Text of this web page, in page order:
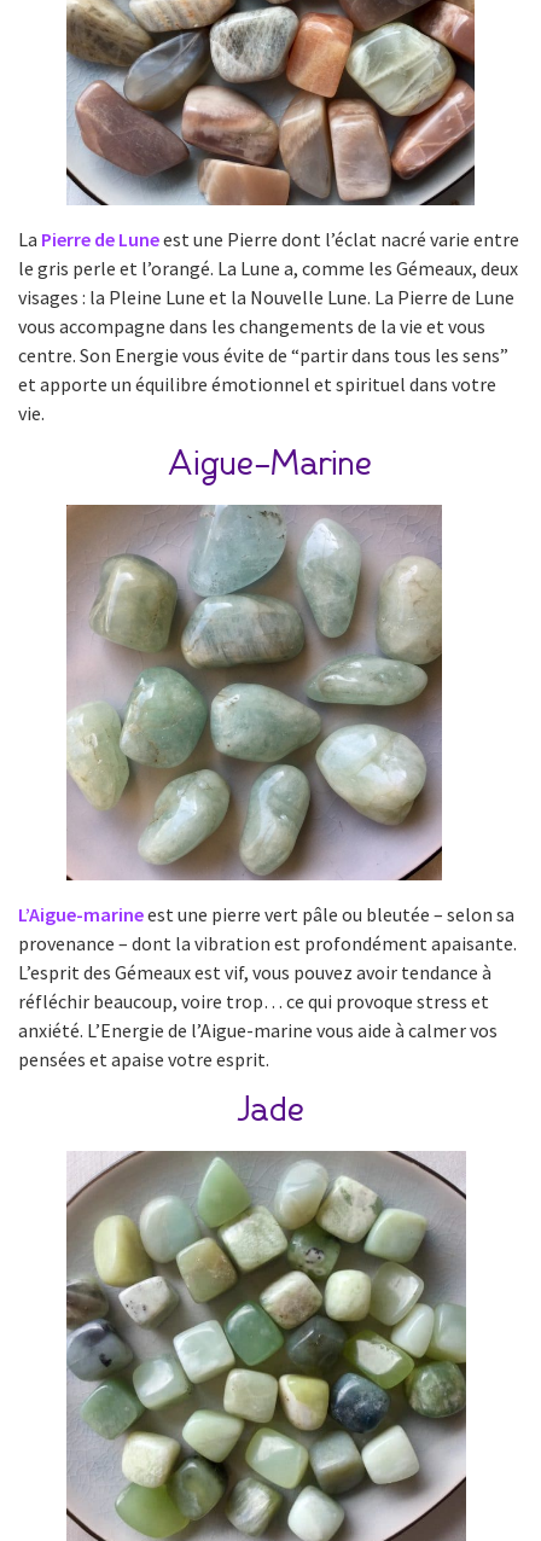
La Pierre de Luneest une Pierre dont l’éclat nacré varie entre
le gris perle et l’orangé. La Lune a, comme les Gémeaux, deux
visages : la Pleine Lune et la Nouvelle Lune. La Pierre de Lune
vous accompagne dans les changements de la vie et vous
centre. Son Energie vous évite de “partir dans tous les sens”
et apporte un équilibre émotionnel et spirituel dans votre
vie.
Aigue-Marine
L’Aigue-marineest une pierre vert pâle ou bleutée – selon sa
provenance – dont la vibration est profondément apaisante.
L’esprit des Gémeaux est vif, vous pouvez avoir tendance à
réfléchir beaucoup, voire trop… ce qui provoque stress et
anxiété. L’Energie de l’Aigue-marine vous aide à calmer vos
pensées et apaise votre esprit.
Jade